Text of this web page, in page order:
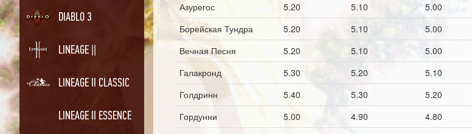
DIABLO 3
LINEAGE ||
LINEAGE II CLASSIC
LINEAGE II ESSENCE
Азурегос
5.20 5.10 5.00
Борейская Тундра
5.20 5.10 5.00
Вечная Песня
5.20 5.10 5.00
Галакронд
5.30 5.20 5.10
Голдринн
5.40 5.30 5.20
Гордунни
5.00 4.90 4.80